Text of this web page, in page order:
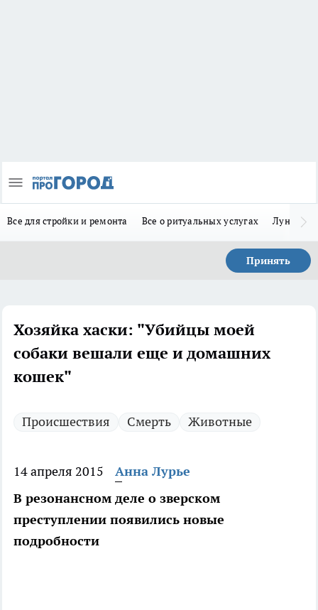
Все для стройки и ремонта Все о ритуальных услугах Лунно-
Принять
Хозяйка хаски: "Убийцы моей
собаки вешали еще и домашних
кошек"
Происшествия Смерть Животные
14 апреля 2015
Анна Лурье
В резонансном деле о зверском
преступлении появились новые
подробности